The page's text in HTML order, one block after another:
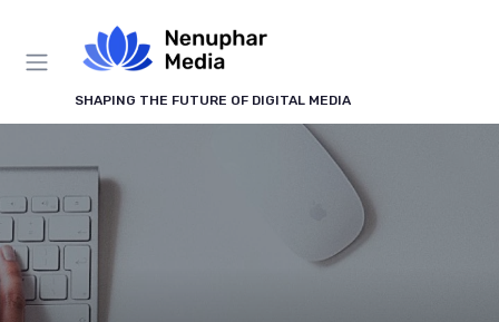
SHAPING THE FUTURE OF DIGITAL MEDIA